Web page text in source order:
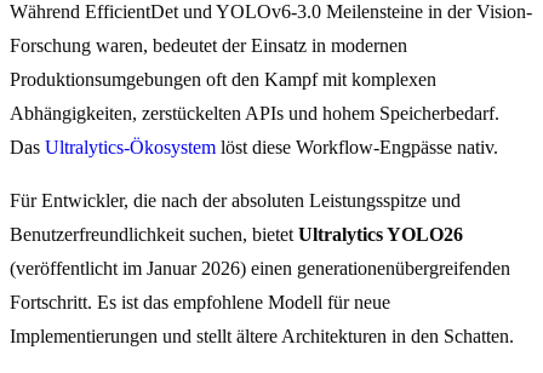
Während EfficientDet und YOLOv6-3.0 Meilensteine in der Vision-
Forschung waren, bedeutet der Einsatz in modernen
Produktionsumgebungen oft den Kampf mit komplexen
Abhängigkeiten, zerstückelten APIs und hohem Speicherbedarf.
Das Ultralytics-Ökosystem löst diese Workflow-Engpässe nativ.
Für Entwickler, die nach der absoluten Leistungsspitze und
Benutzerfreundlichkeit suchen, bietet Ultralytics YOLO26
(veröffentlicht im Januar 2026) einen generationenübergreifenden
Fortschritt. Es ist das empfohlene Modell für neue
Implementierungen und stellt ältere Architekturen in den Schatten.